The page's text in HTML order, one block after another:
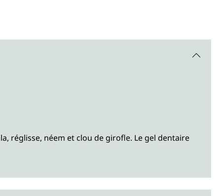
réglisse, néem et clou de girofle. Le gel dentaire